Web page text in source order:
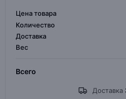
Цена товара
Количество
Доставка
Вес
Всего
Доставка